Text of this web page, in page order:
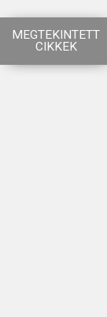
MEGTEKINTETT
CIKKEK